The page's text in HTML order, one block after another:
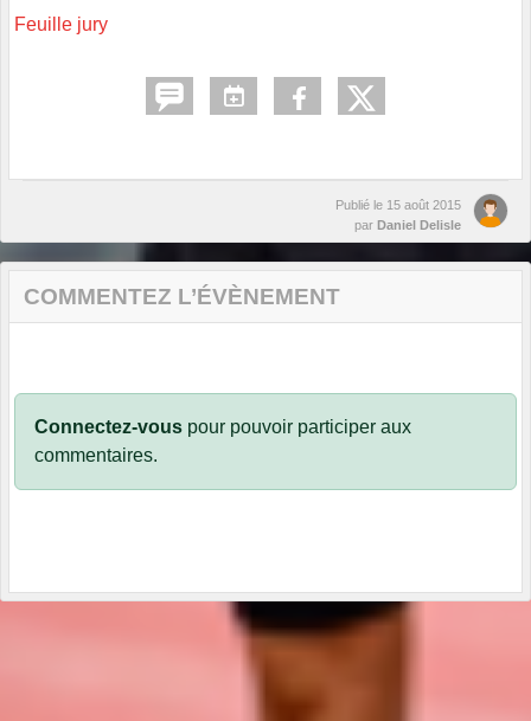
Feuille jury
Publié le 15 août 2015
par Daniel Delisle
COMMENTEZ L’ÉVÈNEMENT
Connectez-vous pour pouvoir participer aux
commentaires.